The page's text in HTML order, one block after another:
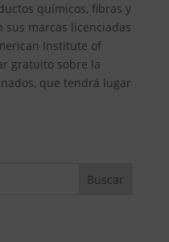
químicos, fibras y
sus marcas licenciadas
Institute of
gratuito sobre la
que tendrá lugar